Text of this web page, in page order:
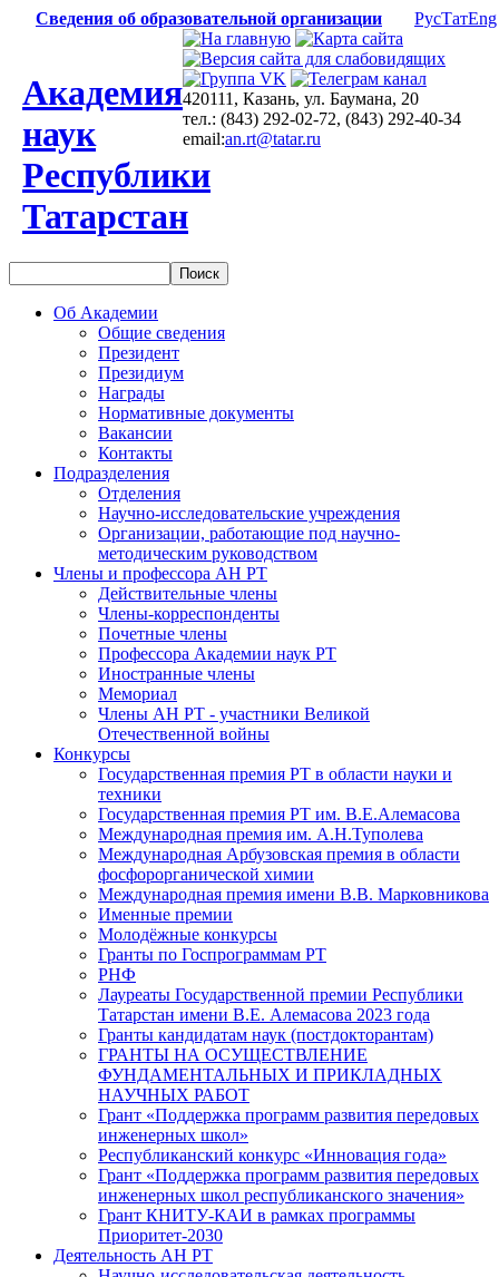
Сведения об образовательной организации РусТатEng
Академия
наук
Республики
Татарстан
420111, Казань, ул. Баумана, 20
тел.: (843) 292-02-72, (843) 292-40-34
email:an.rt@tatar.ru
Об Академии
Общие сведения
Президент
Президиум
Награды
Нормативные документы
Вакансии
Контакты
Подразделения
Отделения
Научно-исследовательские учреждения
Организации, работающие под научно-
методическим руководством
Члены и профессора АН РТ
Действительные члены
Члены-корреспонденты
Почетные члены
Профессора Академии наук РТ
Иностранные члены
Мемориал
Члены АН РТ - участники Великой
Отечественной войны
Конкурсы
Государственная премия РТ в области науки и
техники
Государственная премия РТ им. В.Е.Алемасова
Международная премия им. А.Н.Туполева
Международная Арбузовская премия в области
фосфорорганической химии
Международная премия имени В.В. Марковникова
Именные премии
Молодёжные конкурсы
Гранты по Госпрограммам РТ
РНФ
Лауреаты Государственной премии Республики
Татарстан имени В.Е. Алемасова 2023 года
Гранты кандидатам наук (постдокторантам)
ГРАНТЫ НА ОСУЩЕСТВЛЕНИЕ
ФУНДАМЕНТАЛЬНЫХ И ПРИКЛАДНЫХ
НАУЧНЫХ РАБОТ
Грант «Поддержка программ развития передовых
инженерных школ»
Республиканский конкурс «Инновация года»
Грант «Поддержка программ развития передовых
инженерных школ республиканского значения»
Грант КНИТУ-КАИ в рамках программы
Приоритет-2030
Деятельность АН РТ